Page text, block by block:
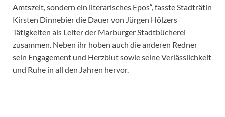
Amtszeit, sondern ein literarisches Epos“, fasste Stadträtin
Kirsten Dinnebier die Dauer von Jürgen Hölzers
Tätigkeiten als Leiter der Marburger Stadtbücherei
zusammen. Neben ihr hoben auch die anderen Redner
sein Engagement und Herzblut sowie seine Verlässlichkeit
und Ruhe in all den Jahren hervor.